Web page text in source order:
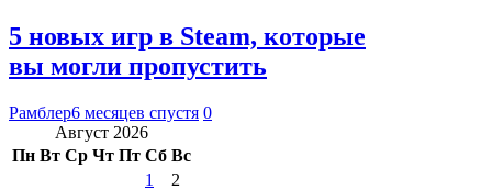
5 новых игр в Steam, которые
вы могли пропустить
Рамблер6 месяцев спустя 0
Август 2026
Пн Вт Ср Чт Пт Сб Вс
1
2